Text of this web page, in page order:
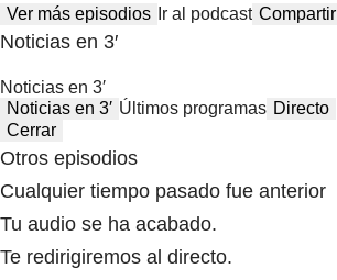
Ver más episodios Ir al podcast Compartir
Noticias en 3′
Noticias en 3′
Noticias en 3′ Últimos programas Directo
Cerrar
Otros episodios
Cualquier tiempo pasado fue anterior
Tu audio se ha acabado.
Te redirigiremos al directo.